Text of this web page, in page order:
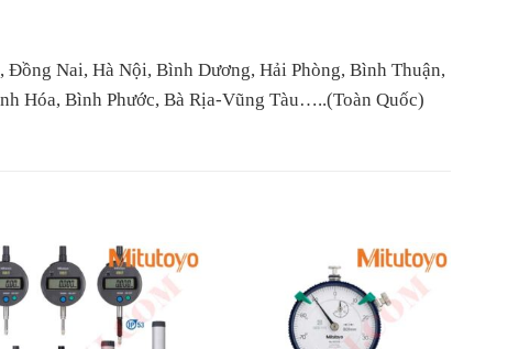
Nai, Hà Nội, Bình Dương, Hải Phòng, Bình Thuận,
Hóa, Bình Phước, Bà Rịa-Vũng Tàu…..(Toàn Quốc)